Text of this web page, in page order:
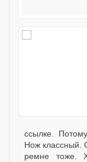
ссылке.
Нож классный.
ремне тоже.